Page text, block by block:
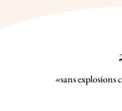
«sans explosions